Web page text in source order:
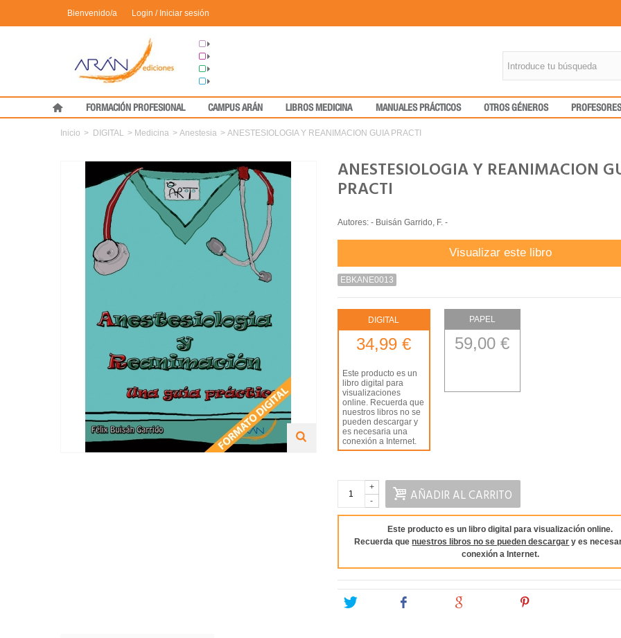
Bienvenido/a Login / Iniciar sesión
Grupo Arán
Congresos
Formación
Medical Press
FORMACIÓN PROFESIONAL CAMPUS ARÁN LIBROS MEDICINA MANUALES PRÁCTICOS OTROS GÉNEROS
Inicio > DIGITAL > Medicina > Anestesia > ANESTESIOLOGIA Y REANIMACION GUIA PRACTI
ANESTESIOLOGIA Y REANIMACION
PRACTI
Autores: - Buisán Garrido, F. -
Visualizar este libro
EBKANE0013
DIGITAL
34,99 €
Este producto es un
libro digital para
visualizaciones
online. Recuerda que
nuestros libros no se
pueden descargar y
es necesaria una
conexión a Internet.
PAPEL
59,00 €
-
+ AÑADIR AL CARRITO
Este producto es un libro digital para visualización online.
Recuerda quenuestros libros no se pueden descargar y es
conexión a Internet.
Tweet